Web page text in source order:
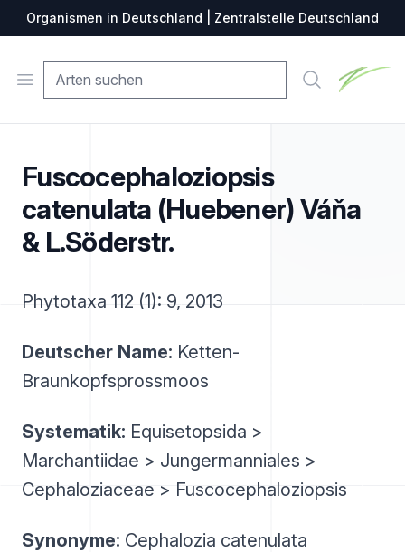
Organismen in Deutschland | Zentralstelle Deutschland
Open menu Suche
Fuscocephaloziopsis
catenulata (Huebener) Váňa
& L.Söderstr.
Phytotaxa 112 (1): 9, 2013
Deutscher Name: Ketten-
Braunkopfsprossmoos
Systematik: Equisetopsida >
Marchantiidae > Jungermanniales >
Cephaloziaceae > Fuscocephaloziopsis
Synonyme: Cephalozia catenulata